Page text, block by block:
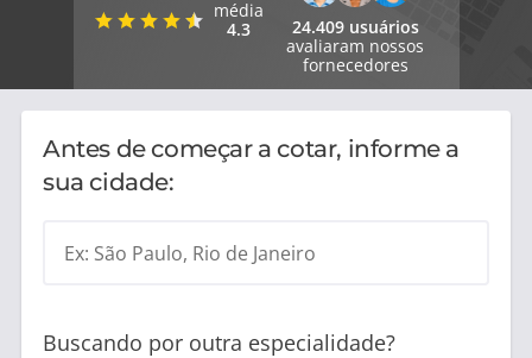
média
4.3
24.409 usuários
avaliaram nossos
fornecedores
Antes de começar a cotar, informe a
sua cidade:
Ex: São Paulo, Rio de Janeiro
Buscando por outra especialidade?